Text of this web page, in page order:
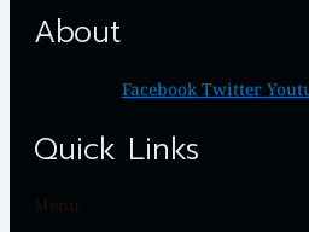
About
Facebook Twitter
Quick Links
Menu